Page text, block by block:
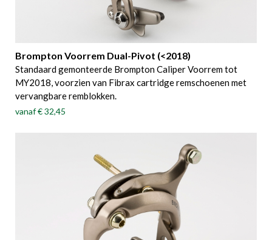
Brompton Voorrem Dual-Pivot (<2018)
Standaard gemonteerde Brompton Caliper Voorrem tot
MY2018, voorzien van Fibrax cartridge remschoenen met
vervangbare remblokken.
vanaf€ 32,45